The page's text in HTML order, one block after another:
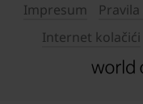
Impresum
Internet kolačići